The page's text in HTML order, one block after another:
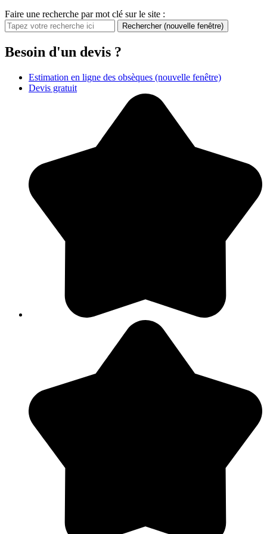
Faire une recherche par mot clé sur le site :
Rechercher (nouvelle fenêtre)
Besoin d'un devis ?
Estimation en ligne des obsèques (nouvelle fenêtre)
Devis gratuit